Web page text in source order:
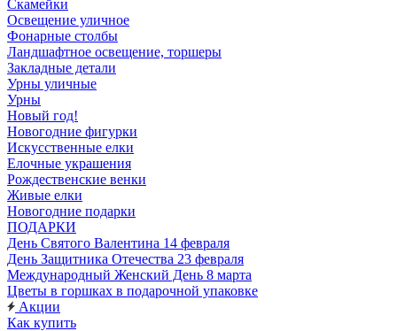
Скамейки
Освещение уличное
Фонарные столбы
Ландшафтное освещение, торшеры
Закладные детали
Урны уличные
Урны
Новый год!
Новогодние фигурки
Искусственные елки
Елочные украшения
Рождественские венки
Живые елки
Новогодние подарки
ПОДАРКИ
День Святого Валентина 14 февраля
День Защитника Отечества 23 февраля
Международный Женский День 8 марта
Цветы в горшках в подарочной упаковке
Акции
Как купить